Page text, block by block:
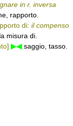
in r. inversa
rapporto.
di: il compenso
misura di.
▶◀saggio, tasso.